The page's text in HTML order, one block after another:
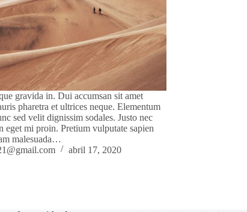
gravida in. Dui accumsan sit amet
pharetra et ultrices neque. Elementum
sed velit dignissim sodales. Justo nec
eget mi proin. Pretium vulputate sapien
malesuada…
abril 17, 2020